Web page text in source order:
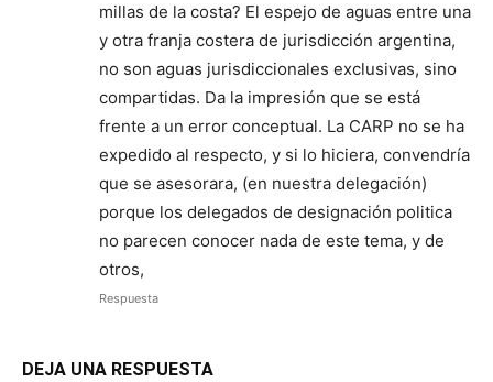
millas de la costa? El espejo de aguas entre una
y otra franja costera de jurisdicción argentina,
no son aguas jurisdiccionales exclusivas, sino
compartidas. Da la impresión que se está
frente a un error conceptual. La CARP no se ha
expedido al respecto, y si lo hiciera, convendría
que se asesorara, (en nuestra delegación)
porque los delegados de designación politica
no parecen conocer nada de este tema, y de
otros,
Respuesta
DEJA UNA RESPUESTA